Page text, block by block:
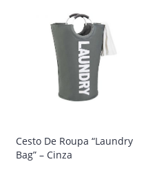
Cesto De Roupa “Laundry
Bag” – Cinza